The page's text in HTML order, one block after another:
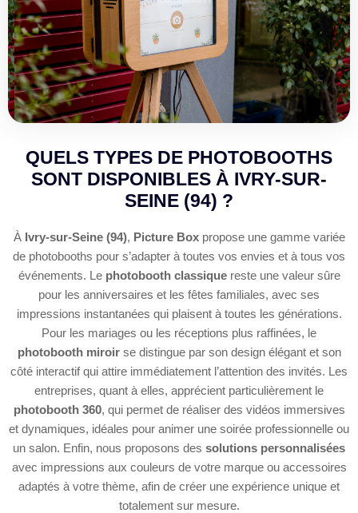
QUELS TYPES DE PHOTOBOOTHS
SONT DISPONIBLES À IVRY-SUR-
SEINE (94) ?
À Ivry-sur-Seine (94), Picture Boxpropose une gamme variée
de photobooths pour s’adapter à toutes vos envies et à tous vos
événements. Le photobooth classiquereste une valeur sûre
pour les anniversaires et les fêtes familiales, avec ses
impressions instantanées qui plaisent à toutes les générations.
Pour les mariages ou les réceptions plus raffinées, le
photobooth miroirse distingue par son design élégant et son
côté interactif qui attire immédiatement l’attention des invités. Les
entreprises, quant à elles, apprécient particulièrement le
photobooth 360, qui permet de réaliser des vidéos immersives
et dynamiques, idéales pour animer une soirée professionnelle ou
un salon. Enfin, nous proposons des solutions personnalisées
avec impressions aux couleurs de votre marque ou accessoires
adaptés à votre thème, afin de créer une expérience unique et
totalement sur mesure.